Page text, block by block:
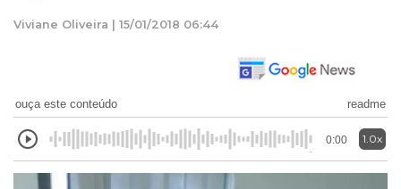
Viviane Oliveira | 15/01/2018 06:44
ouça este conteúdo readme
0:00 1.0x